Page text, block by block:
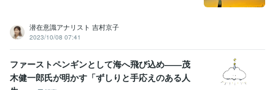
潜在意識アナリスト 吉村京子
2023/10/08 07:41
ファーストペンギンとして海へ飛び込め――茂
木健一郎氏が明かす「ずしりと手応えのある人